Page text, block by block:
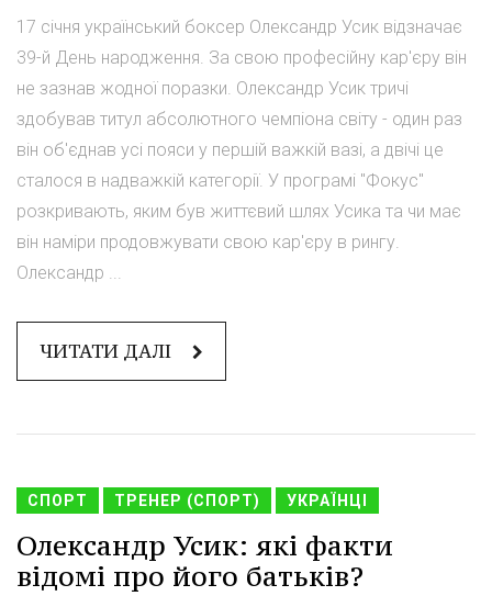
17 січня український боксер Олександр Усик відзначає
39-й День народження. За свою професійну кар'єру він
не зазнав жодної поразки. Олександр Усик тричі
здобував титул абсолютного чемпіона світу - один раз
він об'єднав усі пояси у першій важкій вазі, а двічі це
сталося в надважкій категорії. У програмі "Фокус"
розкривають, яким був життєвий шлях Усика та чи має
він наміри продовжувати свою кар'єру в рингу.
Олександр ...
ЧИТАТИ ДАЛІ
СПОРТ ТРЕНЕР (СПОРТ) УКРАЇНЦІ
Олександр Усик: які факти
відомі про його батьків?